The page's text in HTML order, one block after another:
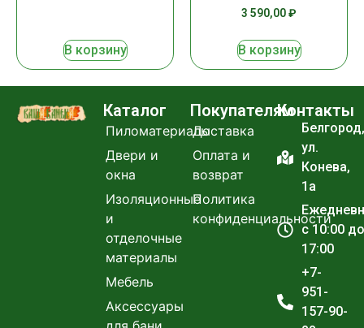
В корзину
3 590,00₽
В корзину
Каталог
Пиломатериалы
Двери и
окна
Изоляционные
и
отделочные
материалы
Мебель
Аксессуары
Покупателям
Доставка
Оплата и
возврат
Политика
конфиденциальности
Контакты
Белгород,
ул.
Конева,
1а
с 10:00 до
17:00
+7-
951-
157-90-